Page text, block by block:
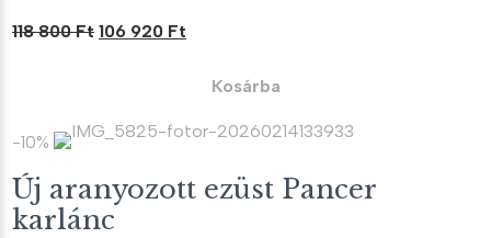
118 800Ft Original
800 Ft.
106 920 Ft
920 Ft.
Kosárba
-10%
Új aranyozott ezüst Pancer
karlánc